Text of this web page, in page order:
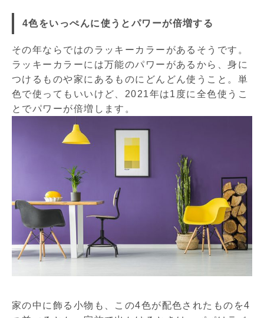
4色をいっぺんに使うとパワーが倍増する
その年ならではのラッキーカラーがあるそうです。
ラッキーカラーには万能のパワーがあるから、身に
つけるものや家にあるものにどんどん使うこと。単
色で使ってもいいけど、2021年は1度に全色使うこ
とでパワーが倍増します。
家の中に飾る小物も、この4色が配色されたものを4